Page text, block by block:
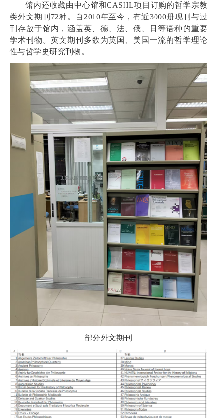
馆内还收藏由中心馆和CASHL项目订购的哲学宗教
类外文期刊 72种。自 2010年至今，有近3000册现刊与过
刊存放于馆内，涵盖英、德、法、俄、日等语种的重要
学术刊物。英文期刊多数为英国、美国一流的哲学理论
性与哲学史研究刊物。
部分外文期刊